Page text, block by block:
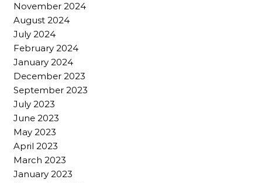
November 2024
August 2024
July 2024
February 2024
January 2024
December 2023
September 2023
July 2023
June 2023
May 2023
April 2023
March 2023
January 2023